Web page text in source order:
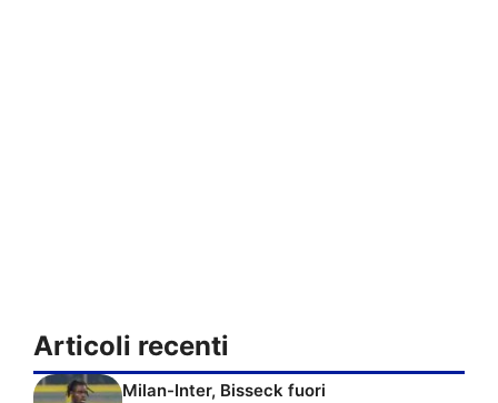
Articoli recenti
Milan-Inter, Bisseck fuori